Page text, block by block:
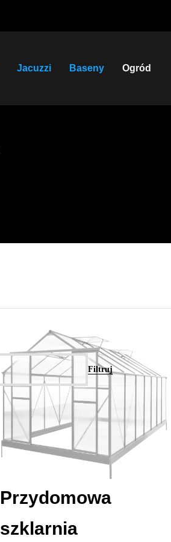
Jacuzzi Baseny Ogród
Przydomowa
szklarnia
Filtruj